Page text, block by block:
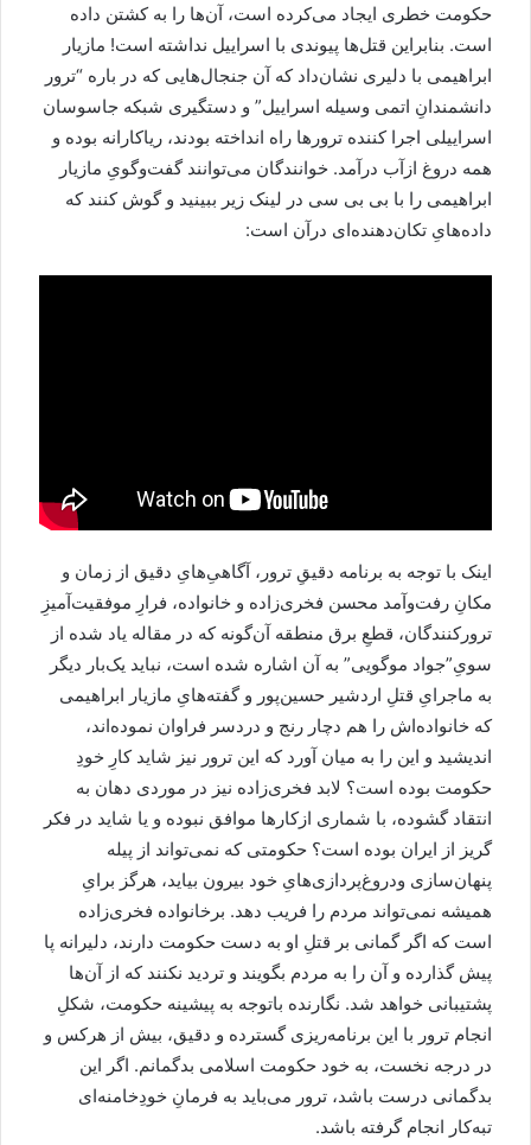
حکومت خطری ایجاد می‌کرده است، آن‌ها را به کشتن داده
است. بنابر‌این قتل‌ها پیوندی با اسراییل نداشته است! مازیار
ابراهیمی با دلیری نشان‌داد که آن جنجال‌‌هایی که در باره “ترور
دانشمندانِ اتمی وسیله اسراییل” و دستگیری شبکه جاسوسان
اسراییلی اجرا کننده ترورها راه انداخته بودند، ریاکارانه بوده و
همه دروغ ازآب درآمد. خوانندگان می‌توانند گفت‌و‌گویِ مازیار
ابراهیمی را با بی بی سی در لینک زیر ببینید و گوش کنند که
داده‌هایِ تکان‌دهنده‌ای درآن است:
اینک با توجه به برنامه دقیقِ ترور، آگاهیِ‌هایِ دقیق از زمان و
مکانِ رفت‌و‌آمد محسن فخری‌زاده و خانواده، فرارِ موفقیت‌آمیزِ
ترورکنندگان، قطعِ برق منطقه آن‌گونه که در مقاله یاد شده از
سویِ”جواد موگویی” به آن اشاره شده است، نباید یک‌بار دیگر
به ماجرایِ قتلِ اردشیر حسین‌پور و گفته‌هایِ مازیار ابراهیمی
که خانواده‌اش را هم دچار رنج و دردسر فراوان نموده‌اند،
اندیشید و این را به میان آورد که این ترور نیز شاید کارِ خودِ
حکومت بوده است؟ لابد فخری‌زاده نیز در موردی دهان به
انتقاد گشوده، با شماری ازکارها موافق نبوده و یا شاید در فکر
گریز از ایران بوده است؟ حکومتی که نمی‌تواند از پیله
پنهان‌سازی ودروغ‌پردازی‌هایِ خود بیرون بیاید، هرگز برایِ
همیشه نمی‌تواند مردم را فریب دهد. برخانواده فخری‌زاده
است که اگر گمانی بر قتلِ او به دست حکومت دارند، دلیرانه پا
پیش گذارده و آن را به مردم بگویند و تردید نکنند که از آن‌ها
پشتیبانی خواهد شد. نگارنده باتوجه به پیشینه حکومت، شکلِ
انجام ترور با این برنامه‌ریزی گسترده و دقیق، بیش از هرکس و
در درجه نخست، به خود حکومت اسلامی بدگمانم. اگر این
بد‌گمانی درست باشد، ترور می‌باید به فرمانِ خودِخامنه‌ای
تبه‌کار انجام گرفته باشد.